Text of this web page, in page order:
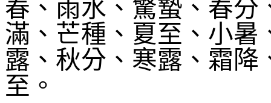
春、雨水、驚蟄、春分
滿、芒種、夏至、小暑
露、秋分、寒露、霜
至。